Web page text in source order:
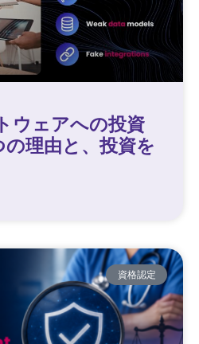
ウェアへの投資
理由と、投資を
資格認定